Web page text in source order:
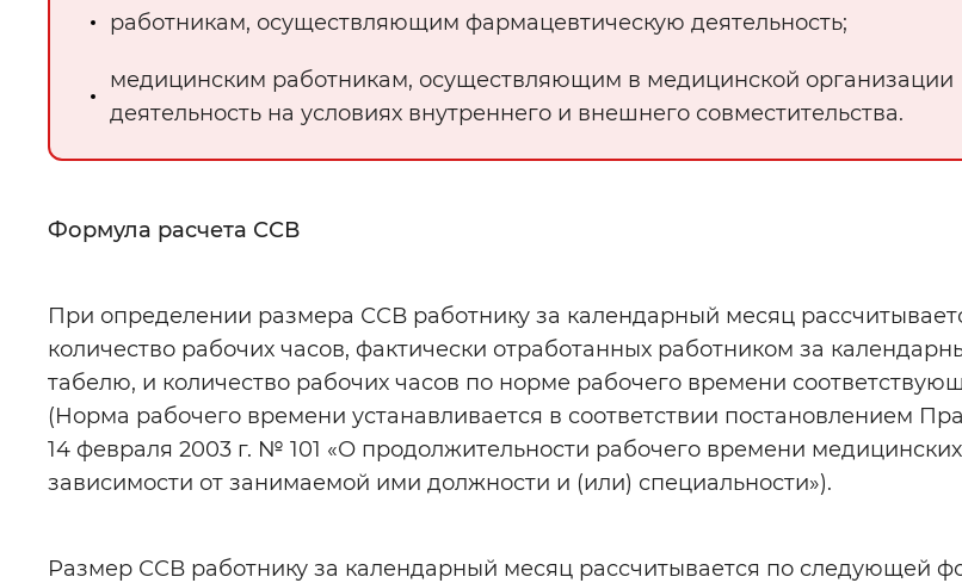
работникам, осуществляющим фармацевтическую деятельность;
медицинским работникам, осуществляющим в медицинской
деятельность на условиях внутреннего и внешнего совместительства.
Формула расчета ССВ
При определении размера ССВ работнику за календарный месяц
количество рабочих часов, фактически отработанных работником за
табелю, и количество рабочих часов по норме рабочего времени
(Норма рабочего времени устанавливается в соответствии постановлением
14 февраля 2003 г. № 101 «О продолжительности рабочего времени
зависимости от занимаемой ими должности и (или) специальности»).
Размер ССВ работнику за календарный месяц рассчитывается по следующей